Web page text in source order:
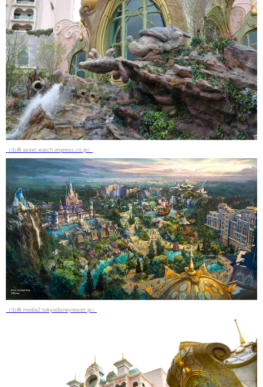
（出典 asset.watch.impress.co.jp）
（出典 media2.tokyodisneyresort.jp）